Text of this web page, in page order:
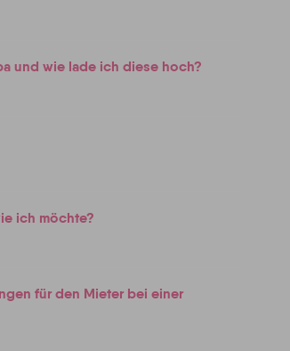
und wie lade ich diese hoch?
ich möchte?
für den Mieter bei einer